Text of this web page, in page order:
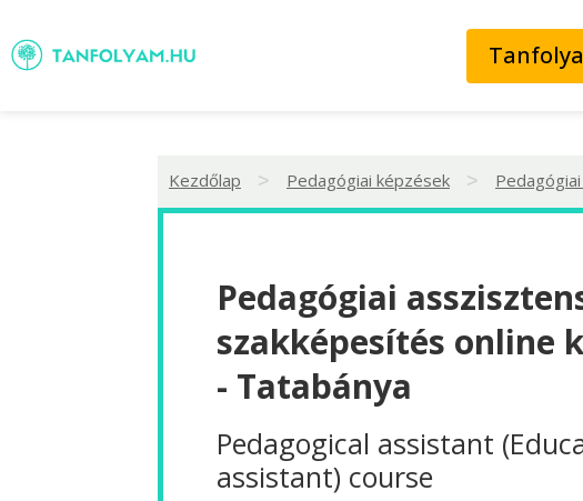
Kezdőlap > Pedagógiai képzések >
Pedagógiai
szakképesítés online
- Tatabánya
Pedagogical assistant
assistant) course